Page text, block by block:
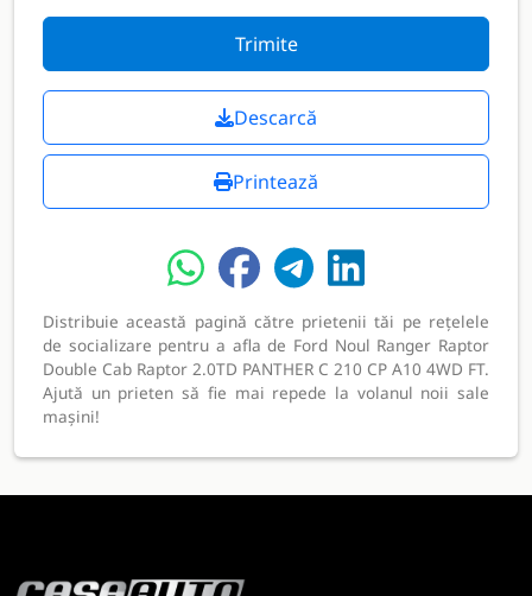
Trimite
Descarcă
Printează
Distribuie această pagină către prietenii tăi pe rețelele
de socializare pentru a afla de Ford Noul Ranger Raptor
Double Cab Raptor 2.0TD PANTHER C 210 CP A10 4WD FT.
Ajută un prieten să fie mai repede la volanul noii sale
mașini!